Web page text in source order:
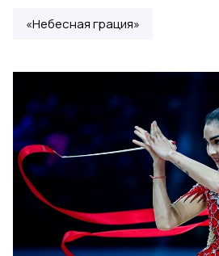
«Небесная грация»